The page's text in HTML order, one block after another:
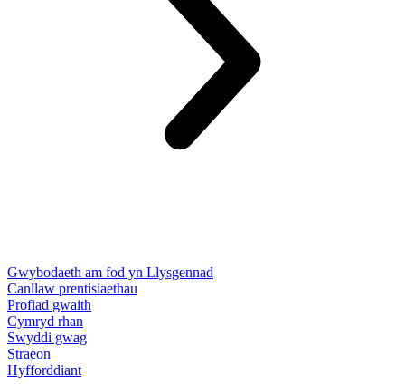
Gwybodaeth am fod yn Llysgennad
Canllaw prentisiaethau
Profiad gwaith
Cymryd rhan
Swyddi gwag
Straeon
Hyfforddiant